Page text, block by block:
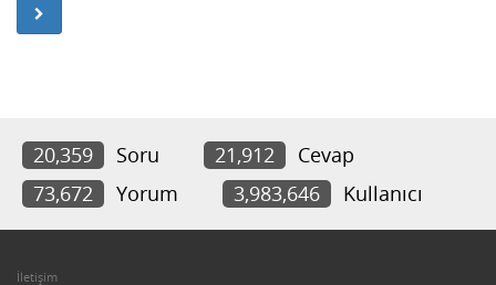
20,359 Soru 21,912
Cevap
73,672
Yorum 3,983,646 Kullanıcı
İletişim